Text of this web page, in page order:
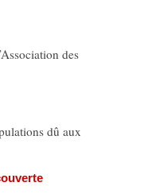
des
dû aux